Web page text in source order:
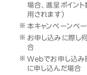
場合、進呈ポイン
用されます）
本キャンペーンペー
お申し込みに際し
合
Webでお申し込み
に申し込んだ場合